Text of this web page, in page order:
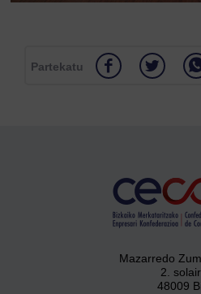
Partekatu
Mazarredo
2.
48009